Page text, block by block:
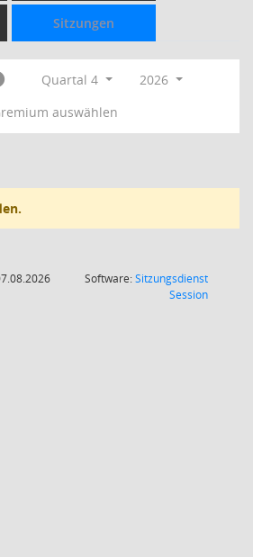
Sitzungen
Quartal 4
2026
auswählen
Software:Sitzungsdienst
Session(Wird in